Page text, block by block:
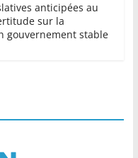
anticipées au
sur la
gouvernement stable